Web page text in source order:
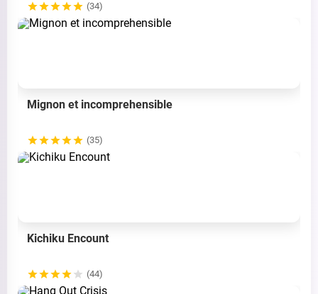
(34)
Mignon et incomprehensible
(35)
Kichiku Encount
(44)